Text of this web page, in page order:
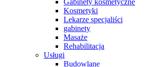
Gabinety kosmetyczne
Kosmetyki
Lekarze specjaliści
gabinety
Masaże
Rehabilitacja
Usługi
Budowlane